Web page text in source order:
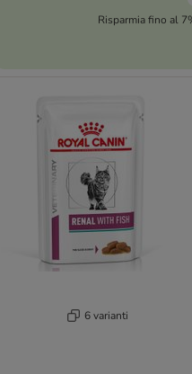
Risparmia fino al
6 varianti